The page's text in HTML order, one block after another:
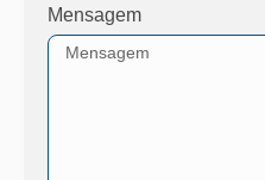
Mensagem